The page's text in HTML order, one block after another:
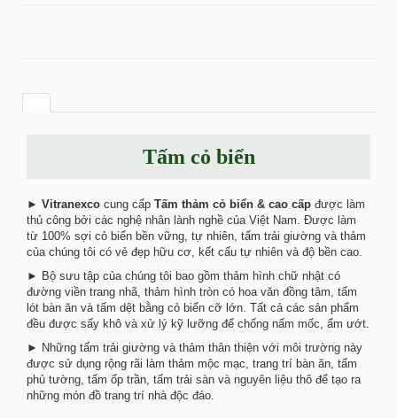
Tấm cỏ biển
► Vitranexco cung cấp Tấm thảm cỏ biển & cao cấp được làm
thủ công bởi các nghệ nhân lành nghề của Việt Nam. Được làm
từ 100% sợi cỏ biển bền vững, tự nhiên, tấm trải giường và thảm
của chúng tôi có vẻ đẹp hữu cơ, kết cấu tự nhiên và độ bền cao.
► Bộ sưu tập của chúng tôi bao gồm thảm hình chữ nhật có
đường viền trang nhã, thảm hình tròn có hoa văn đồng tâm, tấm
lót bàn ăn và tấm dệt bằng cỏ biển cỡ lớn. Tất cả các sản phẩm
đều được sấy khô và xử lý kỹ lưỡng để chống nấm mốc, ẩm ướt.
► Những tấm trải giường và thảm thân thiện với môi trường này
được sử dụng rộng rãi làm thảm mộc mạc, trang trí bàn ăn, tấm
phủ tường, tấm ốp trần, tấm trải sàn và nguyên liệu thô để tạo ra
những món đồ trang trí nhà độc đáo.